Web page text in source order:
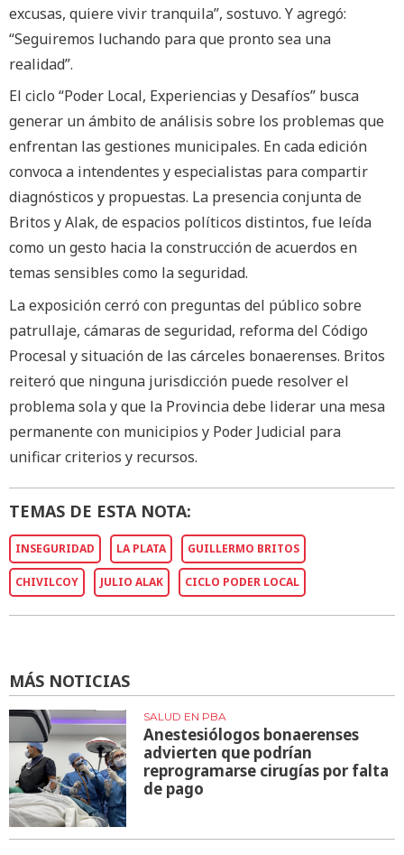
excusas, quiere vivir tranquila”, sostuvo. Y agregó:
“Seguiremos luchando para que pronto sea una
realidad”.
El ciclo “Poder Local, Experiencias y Desafíos” busca
generar un ámbito de análisis sobre los problemas que
enfrentan las gestiones municipales. En cada edición
convoca a intendentes y especialistas para compartir
diagnósticos y propuestas. La presencia conjunta de
Britos y Alak, de espacios políticos distintos, fue leída
como un gesto hacia la construcción de acuerdos en
temas sensibles como la seguridad.
La exposición cerró con preguntas del público sobre
patrullaje, cámaras de seguridad, reforma del Código
Procesal y situación de las cárceles bonaerenses. Britos
reiteró que ninguna jurisdicción puede resolver el
problema sola y que la Provincia debe liderar una mesa
permanente con municipios y Poder Judicial para
unificar criterios y recursos.
TEMAS DE ESTA NOTA:
INSEGURIDAD LA PLATA GUILLERMO BRITOS
CHIVILCOY JULIO ALAK CICLO PODER LOCAL
MÁS NOTICIAS
SALUD EN PBA
Anestesiólogos bonaerenses
advierten que podrían
reprogramarse cirugías por falta
de pago